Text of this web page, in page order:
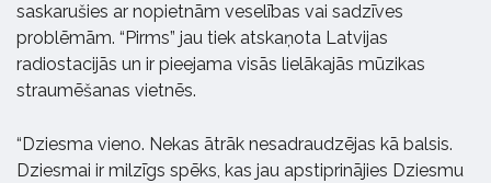
saskarušies ar nopietnām veselības vai sadzīves
problēmām. “Pirms” jau tiek atskaņota Latvijas
radiostacijās un ir pieejama visās lielākajās mūzikas
straumēšanas vietnēs.
“Dziesma vieno. Nekas ātrāk nesadraudzējas kā balsis.
Dziesmai ir milzīgs spēks, kas jau apstiprinājies Dziesmu